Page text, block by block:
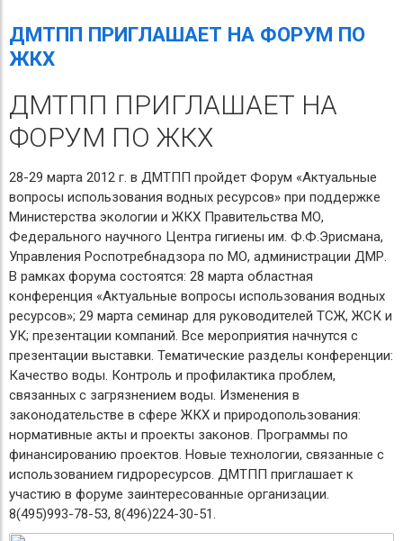
ДМТПП ПРИГЛАШАЕТ НА ФОРУМ ПО
ЖКХ
ДМТПП ПРИГЛАШАЕТ НА
ФОРУМ ПО ЖКХ
28-29 марта 2012 г. в ДМТПП пройдет Форум «Актуальные
вопросы использования водных ресурсов» при поддержке
Министерства экологии и ЖКХ Правительства МО,
Федерального научного Центра гигиены им. Ф.Ф.Эрисмана,
Управления Роспотребнадзора по МО, администрации ДМР.
В рамках форума состоятся: 28 марта областная
конференция «Актуальные вопросы использования водных
ресурсов»; 29 марта семинар для руководителей ТСЖ, ЖСК и
УК; презентации компаний. Все мероприятия начнутся с
презентации выставки. Тематические разделы конференции:
Качество воды. Контроль и профилактика проблем,
связанных с загрязнением воды. Изменения в
законодательстве в сфере ЖКХ и природопользования:
нормативные акты и проекты законов. Программы по
финансированию проектов. Новые технологии, связанные с
использованием гидроресурсов. ДМТПП приглашает к
участию в форуме заинтересованные организации.
8(495)993-78-53, 8(496)224-30-51.